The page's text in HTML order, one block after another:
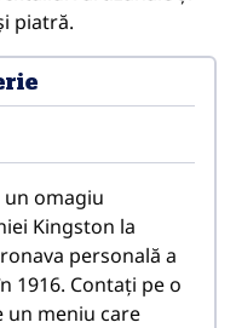
piatră.
Brasserie
omagiu
Kingston la
personală a
1916. Contați pe o
un meniu care